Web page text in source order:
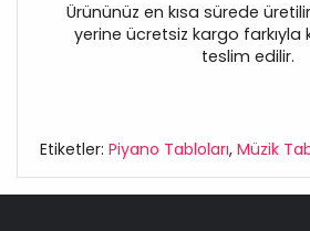
Ürününüz en kısa sürede
yerine ücretsiz kargo farkıyla
teslim edilir.
Etiketler: Piyano Tabloları, Müzik